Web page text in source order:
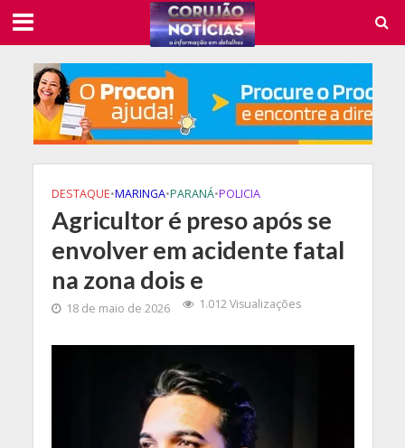
DESTAQUE•MARINGA•PARANÁ•POLICIA
Agricultor é preso após se
envolver em acidente fatal
na zona dois e
18 de maio de 2026 1.012 Visualizações